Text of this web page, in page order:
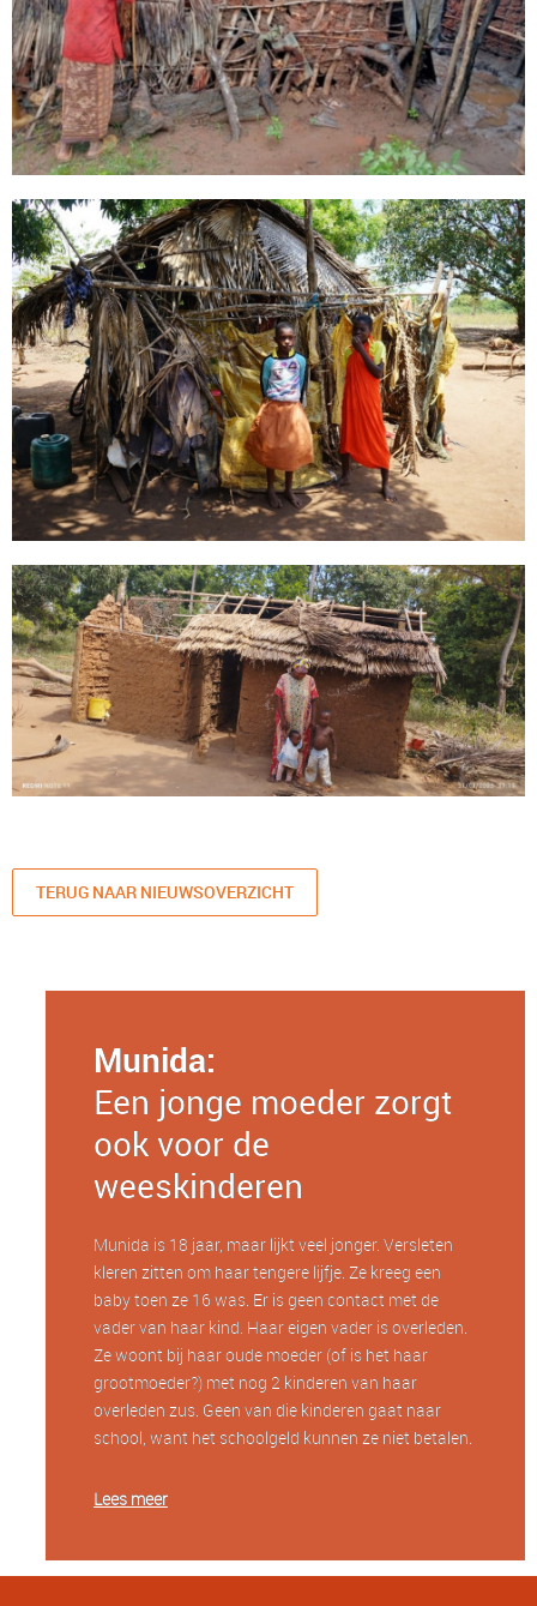
TERUG NAAR NIEUWSOVERZICHT
Munida:
Een jonge moeder zorgt
ook voor de
weeskinderen
Munida is 18 jaar, maar lijkt veel jonger. Versleten
kleren zitten om haar tengere lijfje. Ze kreeg een
baby toen ze 16 was. Er is geen contact met de
vader van haar kind. Haar eigen vader is overleden.
Ze woont bij haar oude moeder (of is het haar
grootmoeder?) met nog 2 kinderen van haar
overleden zus. Geen van die kinderen gaat naar
school, want het schoolgeld kunnen ze niet betalen.
Lees meer